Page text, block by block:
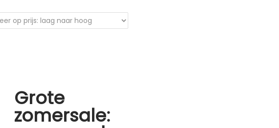
Grote
zomersale: